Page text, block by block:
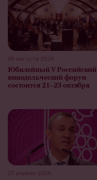
06 августа 2026
Юбилейный V Российский
винодельческий форум
состоится 21–23 октября
27 апреля 2026